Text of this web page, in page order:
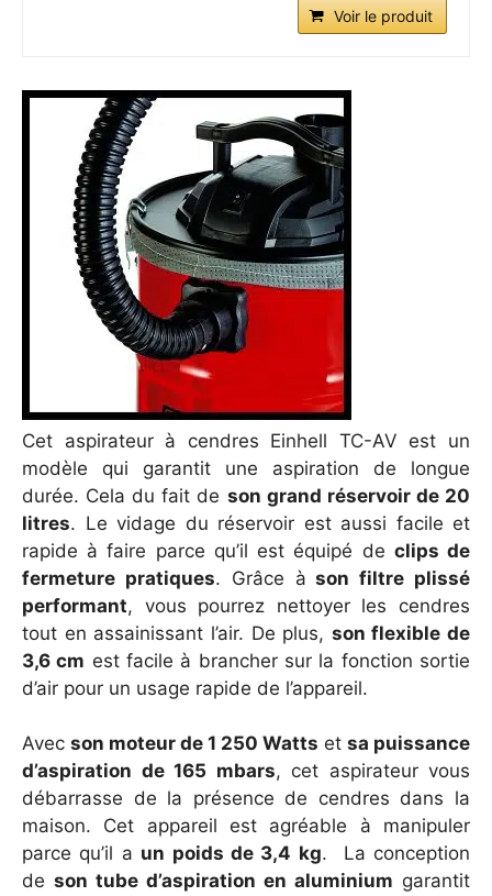
Voir le produit
Cet aspirateur à cendres Einhell TC-AV est un
modèle qui garantit une aspiration de longue
durée. Cela du fait de son grand réservoir de 20
litres. Le vidage du réservoir est aussi facile et
rapide à faire parce qu’il est équipé de clips de
fermeture pratiques. Grâce à son filtre plissé
performant, vous pourrez nettoyer les cendres
tout en assainissant l’air. De plus, son flexible de
3,6 cm est facile à brancher sur la fonction sortie
d’air pour un usage rapide de l’appareil.
Avec son moteur de 1 250 Watts et sa puissance
d’aspiration de 165 mbars, cet aspirateur vous
débarrasse de la présence de cendres dans la
maison. Cet appareil est agréable à manipuler
parce qu’il a un poids de 3,4 kg. La conception
de son tube d’aspiration en aluminium garantit